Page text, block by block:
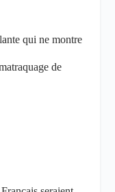
qui ne montre
de